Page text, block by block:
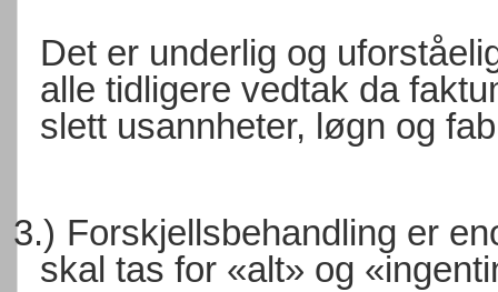
Det er underlig og
alle tidligere vedtak da
slett usannheter, løgn og
3.) Forskjellsbehandling er
skal tas for «alt» og